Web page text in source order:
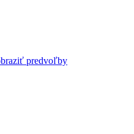
predvoľby